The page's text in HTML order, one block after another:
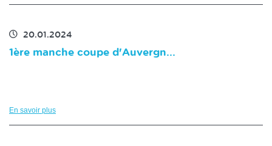
20.01.2024
1ère manche coupe d'Auvergn...
En savoir plus